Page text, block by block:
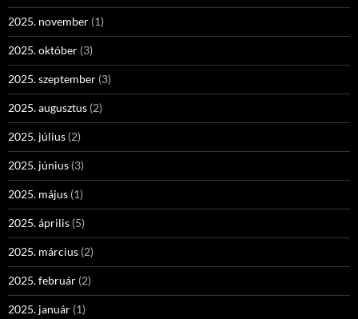
2025. november (1)
2025. október (3)
2025. szeptember (3)
2025. augusztus (2)
2025. július (2)
2025. június (3)
2025. május (1)
2025. április (5)
2025. március (2)
2025. február (2)
2025. január (1)